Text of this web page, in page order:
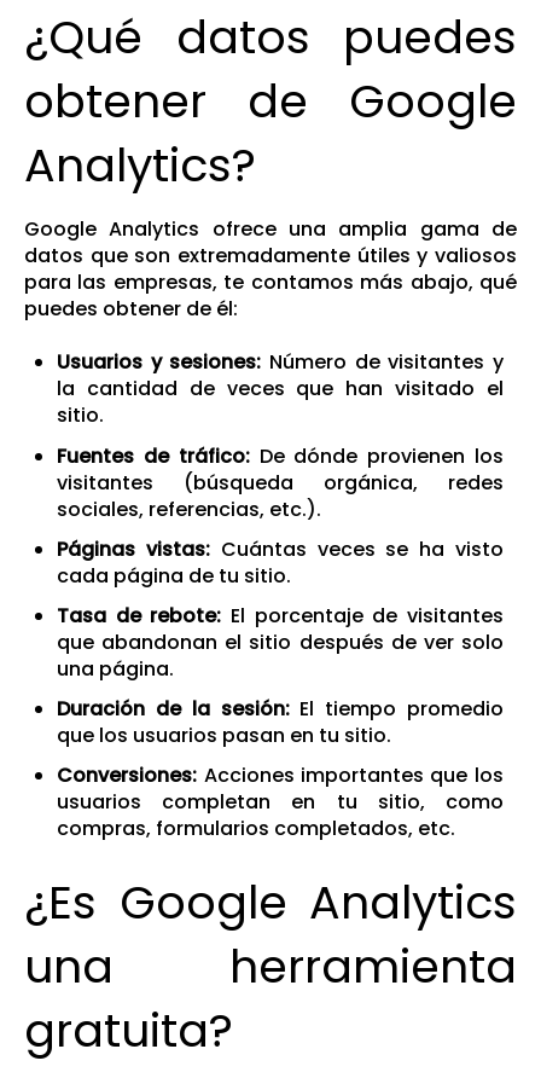
¿Qué datos puedes
obtener de Google
Analytics?
Google Analytics ofrece una amplia gama de
datos que son extremadamente útiles y valiosos
para las empresas, te contamos más abajo, qué
puedes obtener de él:
Usuarios y sesiones: Número de visitantes y
la cantidad de veces que han visitado el
sitio.
Fuentes de tráfico:De dónde provienen los
visitantes (búsqueda orgánica, redes
sociales, referencias, etc.).
Páginas vistas:Cuántas veces se ha visto
cada página de tu sitio.
Tasa de rebote: El porcentaje de visitantes
que abandonan el sitio después de ver solo
una página.
Duración de la sesión:El tiempo promedio
que los usuarios pasan en tu sitio.
Conversiones: Acciones importantes que los
usuarios completan en tu sitio, como
compras, formularios completados, etc.
¿Es Google Analytics
una herramienta
gratuita?